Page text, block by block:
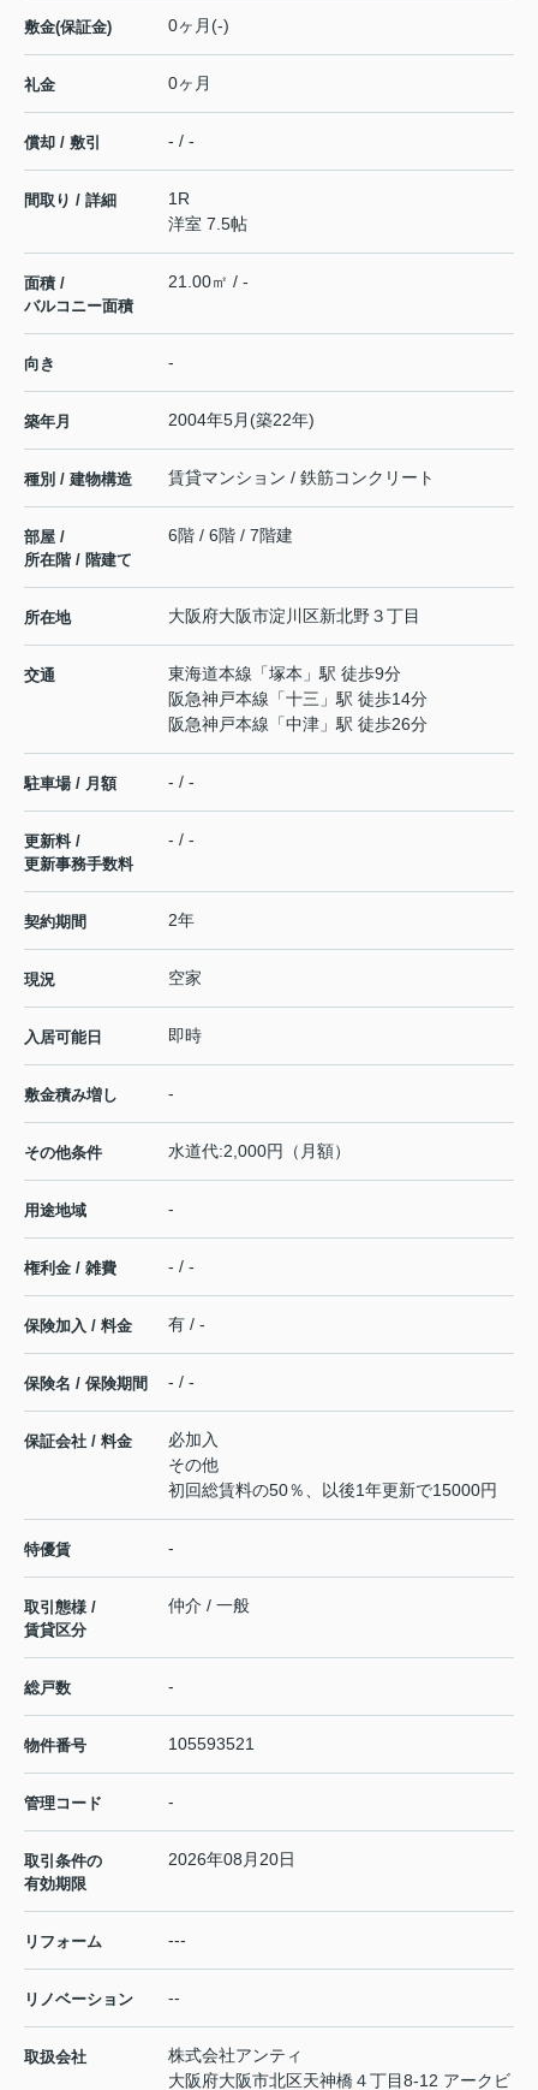
敷金(保証金) 0ヶ月(-)
礼金 0ヶ月
償却 / 敷引 - / -
間取り / 詳細
1R
洋室 7.5帖
面積 /
バルコニー面積
21.00㎡ / -
向き -
築年月 2004年5月(築22年)
種別 / 建物構造 賃貸マンション / 鉄筋コンクリート
部屋 /
所在階 / 階建て
6階 / 6階 / 7階建
所在地 大阪府大阪市淀川区新北野３丁目
交通 東海道本線 「塚本 」駅 徒歩9分
阪急神戸本線 「十三 」駅 徒歩14分
阪急神戸本線 「中津 」駅 徒歩26分
駐車場 / 月額 - / -
更新料 /
更新事務手数料
- / -
契約期間 2年
現況 空家
入居可能日 即時
敷金積み増し -
その他条件 水道代:2,000円（月額）
用途地域 -
権利金 / 雑費 - / -
保険加入 / 料金 有 / -
保険名 / 保険期間 - / -
保証会社 / 料金
必加入
その他
初回総賃料の50％、以後1年更新で15000円
特優賃 -
取引態様 /
賃貸区分
仲介 / 一般
総戸数 -
物件番号 105593521
管理コード -
取引条件の
有効期限
2026年08月20日
リフォーム ---
リノベーション --
取扱会社
株式会社アンティ
大阪府大阪市北区天神橋４丁目8-12 アークビ